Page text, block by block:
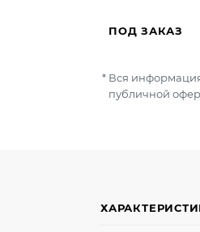
ПОД ЗАКАЗ
Вся
публичной